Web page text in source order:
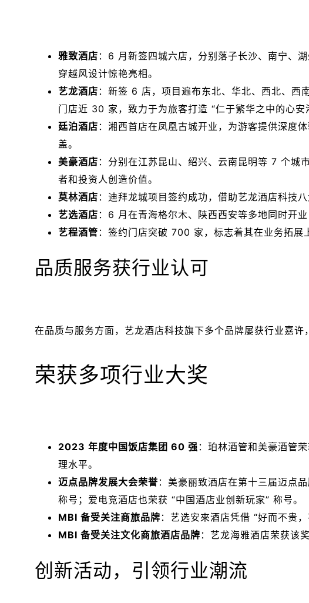
雅致酒店 ：6 月新签四城六店，分别落子长沙、南宁、
穿越风设计惊艳亮相。
艺龙酒店 ：新签 6 店，项目遍布东北、华北、西北、
门店近 30 家，致力于为旅客打造 “仁于繁华之中的心安
廷泊酒店 ：湘西首店在凤凰古城开业，为游客提供深度
盖。
美豪酒店 ：分别在江苏昆山、绍兴、云南昆明等 7 个城
者和投资人创造价值。
莫林酒店 ：迪拜龙城项目签约成功，借助艺龙酒店科技
艺选酒店 ：6 月在青海格尔木、陕西西安等多地同时开
艺程酒管 ：签约门店突破 700 家，标志着其在业务拓展
品质服务获行业认可
在品质与服务方面，艺龙酒店科技旗下多个品牌屡获行业嘉
荣获多项行业大奖
2023 年度中国饭店集团 60 强 ：珀林酒管和美豪酒管
理水平。
迈点品牌发展大会荣誉：美豪丽致酒店在第十三届迈点
称号；爱电竞酒店也荣获 “中国酒店业创新玩家” 称号。
MBI 备受关注商旅品牌 ：艺选安來酒店凭借 “好而不贵
MBI 备受关注文化商旅酒店品牌 ：艺龙海雅酒店荣获该
创新活动，引领行业潮流